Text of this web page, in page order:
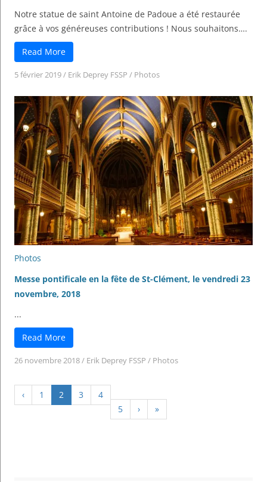
Notre statue de saint Antoine de Padoue a été restaurée
grâce à vos généreuses contributions ! Nous souhaitons….
Read More
5 février 2019/ Erik Deprey FSSP / Photos
Photos
Messe pontificale en la fête de St-Clément, le vendredi 23
novembre, 2018
...
Read More
26 novembre 2018/ Erik Deprey FSSP / Photos
‹ 1 2 3
4
5
› »